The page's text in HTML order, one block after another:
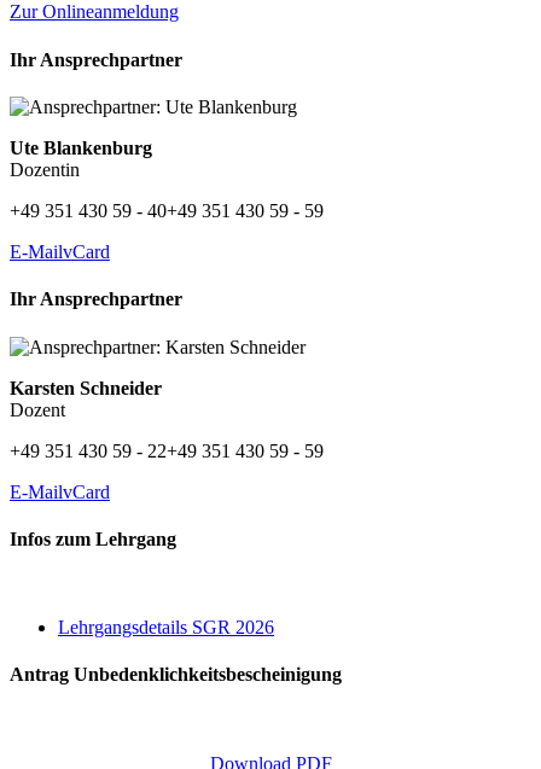
Zur Onlineanmeldung
Ihr Ansprechpartner
Ute Blankenburg
Dozentin
+49 351 430 59 - 40+49 351 430 59 - 59
E-MailvCard
Ihr Ansprechpartner
Karsten Schneider
Dozent
+49 351 430 59 - 22+49 351 430 59 - 59
E-MailvCard
Infos zum Lehrgang
Lehrgangsdetails SGR 2026
Antrag Unbedenklichkeitsbescheinigung
Download PDF